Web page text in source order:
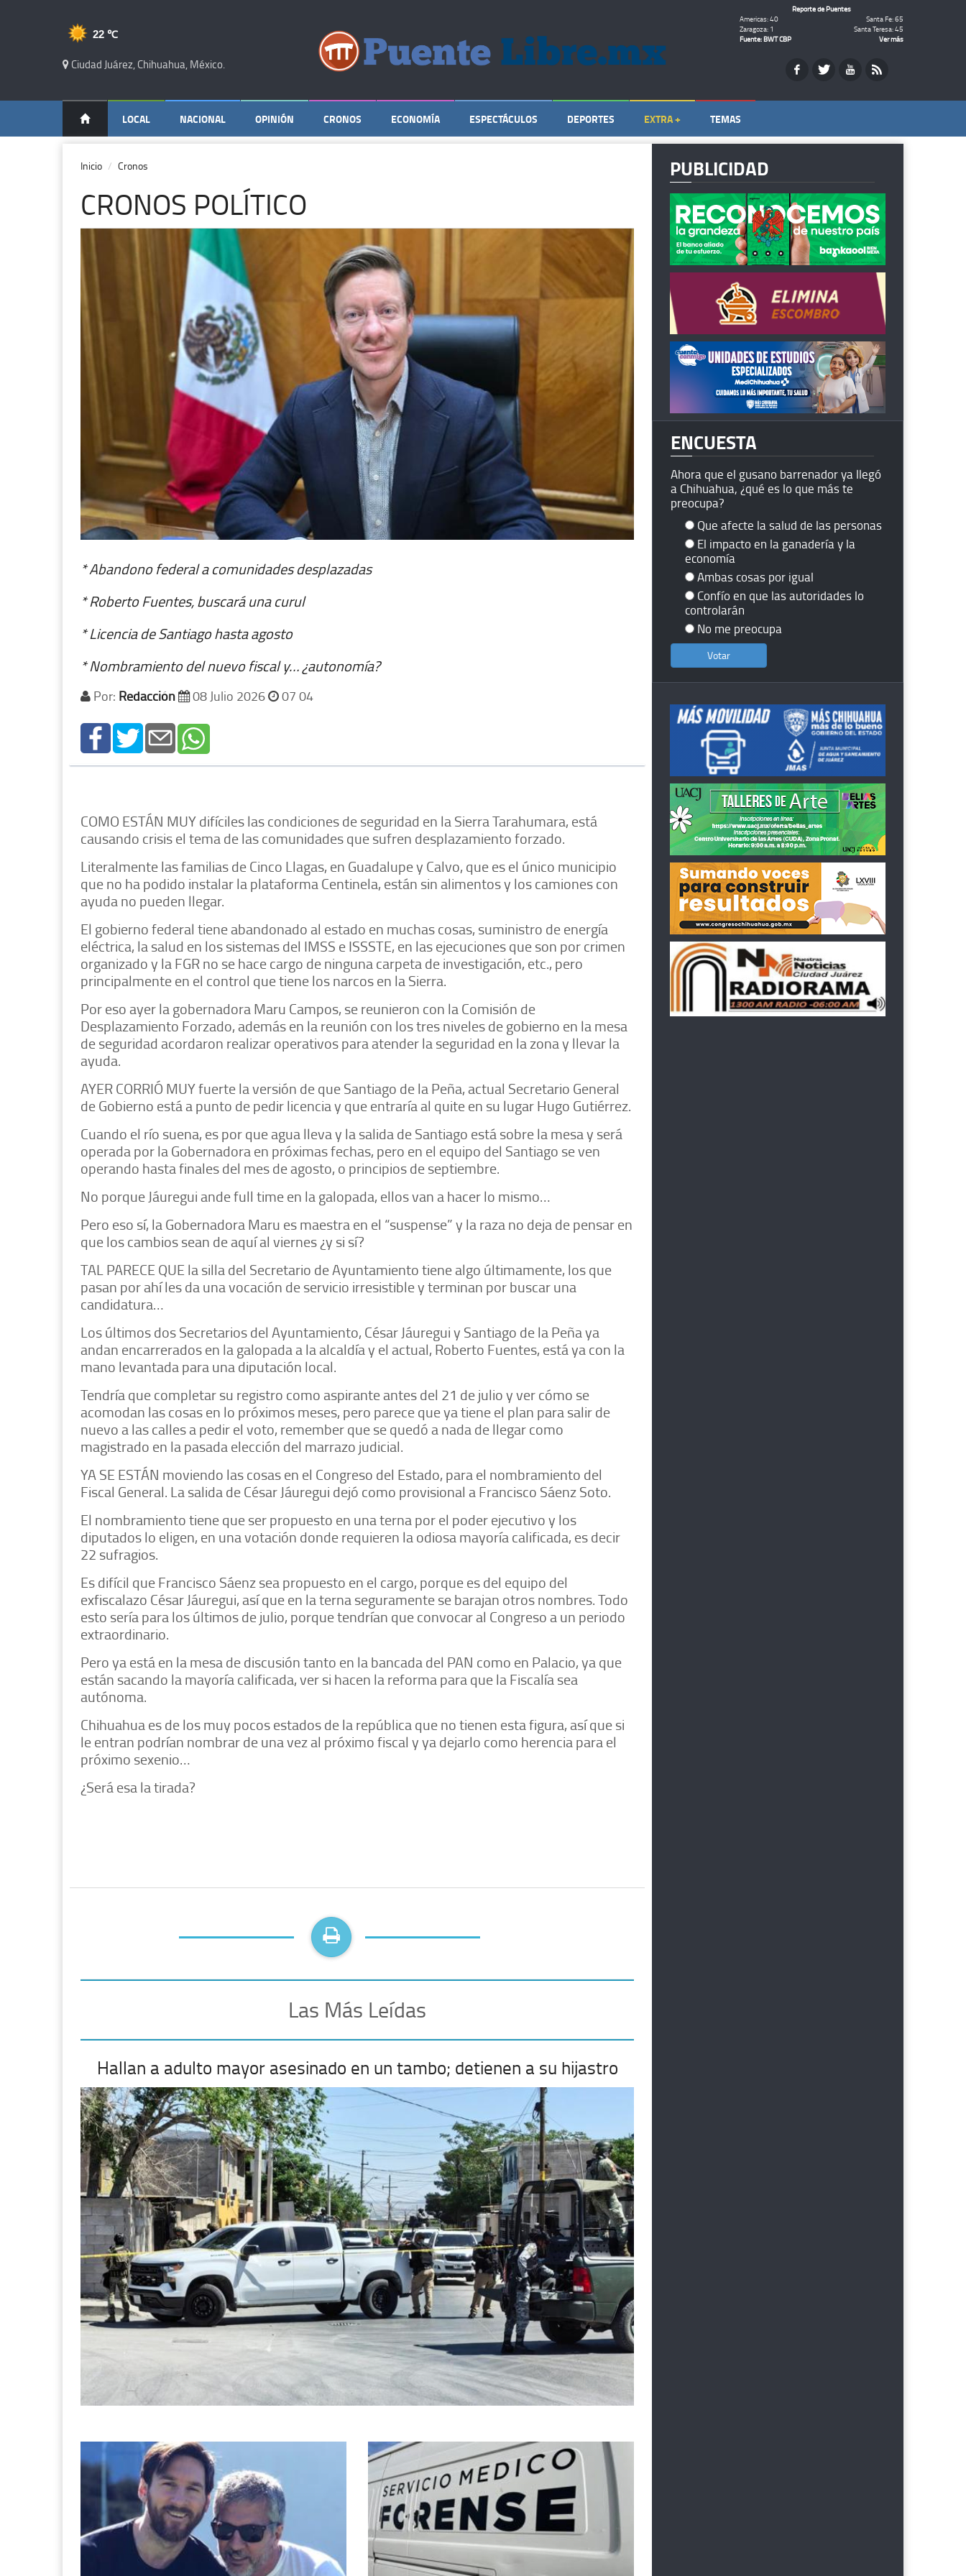
22 ℃
Ciudad Juárez, Chihuahua, México.
Reporte de Puentes
Americas: 40
Santa Fe: 65
Zaragoza: 1
Santa Teresa: 45
Fuente: BWT CBP
Ver más
LOCAL NACIONAL OPINIÓN CRONOS ECONOMÍA ESPECTÁCULOS DEPORTES EXTRA + TEMAS
Inicio Cronos
CRONOS POLÍTICO
* Abandono federal a comunidades desplazadas
* Roberto Fuentes, buscará una curul
* Licencia de Santiago hasta agosto
* Nombramiento del nuevo fiscal y… ¿autonomía?
Por: Redacción 08 Julio 2026 07 04
COMO ESTÁN MUY difíciles las condiciones de seguridad en la Sierra Tarahumara, está
causando crisis el tema de las comunidades que sufren desplazamiento forzado.
Literalmente las familias de Cinco Llagas, en Guadalupe y Calvo, que es el único municipio
que no ha podido instalar la plataforma Centinela, están sin alimentos y los camiones con
ayuda no pueden llegar.
El gobierno federal tiene abandonado al estado en muchas cosas, suministro de energía
eléctrica, la salud en los sistemas del IMSS e ISSSTE, en las ejecuciones que son por crimen
organizado y la FGR no se hace cargo de ninguna carpeta de investigación, etc., pero
principalmente en el control que tiene los narcos en la Sierra.
Por eso ayer la gobernadora Maru Campos, se reunieron con la Comisión de
Desplazamiento Forzado, además en la reunión con los tres niveles de gobierno en la mesa
de seguridad acordaron realizar operativos para atender la seguridad en la zona y llevar la
ayuda.
AYER CORRIÓ MUY fuerte la versión de que Santiago de la Peña, actual Secretario General
de Gobierno está a punto de pedir licencia y que entraría al quite en su lugar Hugo Gutiérrez.
Cuando el río suena, es por que agua lleva y la salida de Santiago está sobre la mesa y será
operada por la Gobernadora en próximas fechas, pero en el equipo del Santiago se ven
operando hasta finales del mes de agosto, o principios de septiembre.
No porque Jáuregui ande full time en la galopada, ellos van a hacer lo mismo…
Pero eso sí, la Gobernadora Maru es maestra en el “suspense” y la raza no deja de pensar en
que los cambios sean de aquí al viernes ¿y si sí?
TAL PARECE QUE la silla del Secretario de Ayuntamiento tiene algo últimamente, los que
pasan por ahí les da una vocación de servicio irresistible y terminan por buscar una
candidatura…
Los últimos dos Secretarios del Ayuntamiento, César Jáuregui y Santiago de la Peña ya
andan encarrerados en la galopada a la alcaldía y el actual, Roberto Fuentes, está ya con la
mano levantada para una diputación local.
Tendría que completar su registro como aspirante antes del 21 de julio y ver cómo se
acomodan las cosas en lo próximos meses, pero parece que ya tiene el plan para salir de
nuevo a las calles a pedir el voto, remember que se quedó a nada de llegar como
magistrado en la pasada elección del marrazo judicial.
YA SE ESTÁN moviendo las cosas en el Congreso del Estado, para el nombramiento del
Fiscal General. La salida de César Jáuregui dejó como provisional a Francisco Sáenz Soto.
El nombramiento tiene que ser propuesto en una terna por el poder ejecutivo y los
diputados lo eligen, en una votación donde requieren la odiosa mayoría calificada, es decir
22 sufragios.
Es difícil que Francisco Sáenz sea propuesto en el cargo, porque es del equipo del
exfiscalazo César Jáuregui, así que en la terna seguramente se barajan otros nombres. Todo
esto sería para los últimos de julio, porque tendrían que convocar al Congreso a un periodo
extraordinario.
Pero ya está en la mesa de discusión tanto en la bancada del PAN como en Palacio, ya que
están sacando la mayoría calificada, ver si hacen la reforma para que la Fiscalía sea
autónoma.
Chihuahua es de los muy pocos estados de la república que no tienen esta figura, así que si
le entran podrían nombrar de una vez al próximo fiscal y ya dejarlo como herencia para el
próximo sexenio…
¿Será esa la tirada?
Las Más Leídas
Hallan a adulto mayor asesinado en un tambo; detienen a su hijastro
PUBLICIDAD
ENCUESTA
Ahora que el gusano barrenador ya llegó
a Chihuahua, ¿qué es lo que más te
preocupa?
Que afecte la salud de las personas
El impacto en la ganadería y la
economía
Ambas cosas por igual
Confío en que las autoridades lo
controlarán
No me preocupa